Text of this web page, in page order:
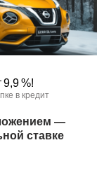
9,9 %!
в кредит
—
ставке